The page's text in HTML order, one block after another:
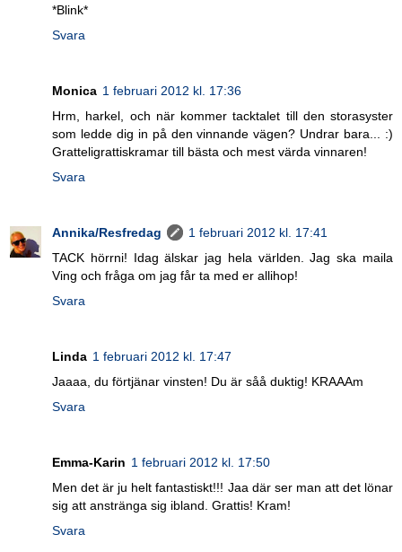
*Blink*
Svara
Monica 1 februari 2012 kl. 17:36
Hrm, harkel, och när kommer tacktalet till den storasyster
som ledde dig in på den vinnande vägen? Undrar bara... :)
Gratteligrattiskramar till bästa och mest värda vinnaren!
Svara
Annika/Resfredag
1 februari 2012 kl. 17:41
TACK hörrni! Idag älskar jag hela världen. Jag ska maila
Ving och fråga om jag får ta med er allihop!
Svara
Linda 1 februari 2012 kl. 17:47
Jaaaa, du förtjänar vinsten! Du är såå duktig! KRAAAm
Svara
Emma-Karin 1 februari 2012 kl. 17:50
Men det är ju helt fantastiskt!!! Jaa där ser man att det lönar
sig att anstränga sig ibland. Grattis! Kram!
Svara